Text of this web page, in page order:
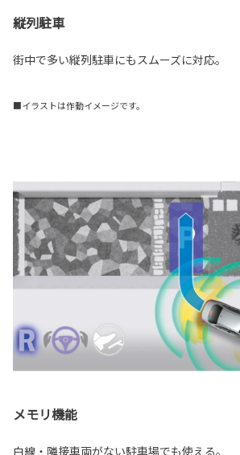
縦列駐車
街中で多い縦列駐車にもスムーズに対応。
■イラストは作動イメージです。
メモリ機能
白線・隣接車両がない駐車場でも使える。